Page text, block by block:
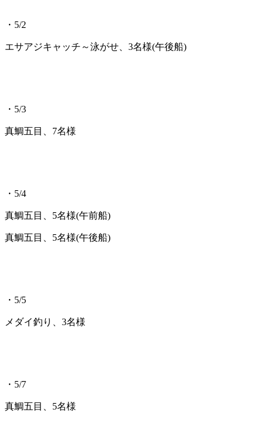
・5/2
エサアジキャッチ～泳がせ、3名様(午後船)
・5/3
真鯛五目、7名様
・5/4
真鯛五目、5名様(午前船)
真鯛五目、5名様(午後船)
・5/5
メダイ釣り、3名様
・5/7
真鯛五目、5名様